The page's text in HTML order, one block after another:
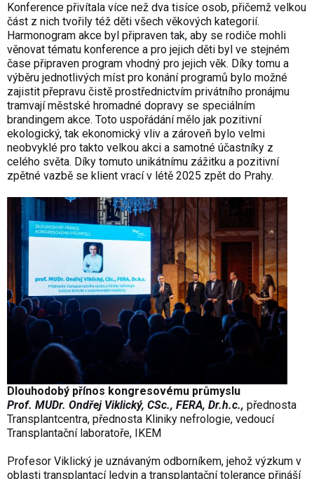
Konference přivítala více než dva tisíce osob, přičemž velkou
část z nich tvořily též děti všech věkových kategorií.
Harmonogram akce byl připraven tak, aby se rodiče mohli
věnovat tématu konference a pro jejich děti byl ve stejném
čase připraven program vhodný pro jejich věk. Díky tomu a
výběru jednotlivých míst pro konání programů bylo možné
zajistit přepravu čistě prostřednictvím privátního pronájmu
tramvají městské hromadné dopravy se speciálním
brandingem akce. Toto uspořádání mělo jak pozitivní
ekologický, tak ekonomický vliv a zároveň bylo velmi
neobvyklé pro takto velkou akci a samotné účastníky z
celého světa. Díky tomuto unikátnímu zážitku a pozitivní
zpětné vazbě se klient vrací v létě 2025 zpět do Prahy.
Dlouhodobý přínos kongresovému průmyslu
Prof. MUDr. Ondřej Viklický, CSc., FERA, Dr.h.c., přednosta
Transplantcentra, přednosta Kliniky nefrologie, vedoucí
Transplantační laboratoře, IKEM
Profesor Viklický je uznávaným odborníkem, jehož výzkum v
oblasti transplantací ledvin a transplantační tolerance přináší